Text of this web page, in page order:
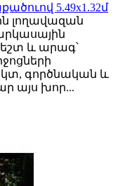
5.49x1.32մ
լողավազան
և արագ՝
գործնական և
այս խոր...